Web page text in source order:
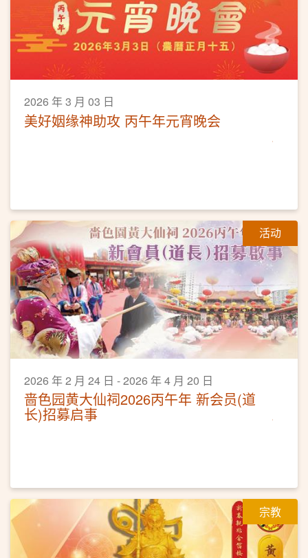
2026 年 3 月 03 日
美好姻缘神助攻 丙午年元宵晚会
活动
2026 年 2 月 24 日 - 2026 年 4 月 20 日
啬色园黄大仙祠2026丙午年 新会员(道
长)招募启事
宗教